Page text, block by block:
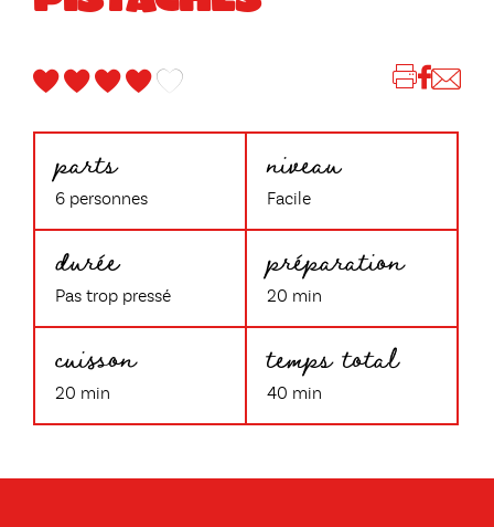
parts
6 personnes
niveau
Facile
durée
Pas trop pressé
préparation
20 min
cuisson
20 min
temps total
40 min